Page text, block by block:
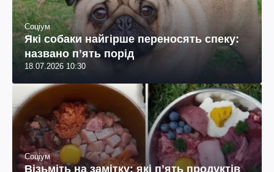
Соціум
Які собаки найгірше переносять спеку:
названо пʼять порід
18.07.2026 10:30
Соціум
Візьміть на замітку: які пʼять продуктів